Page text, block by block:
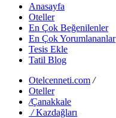
Anasayfa
Oteller
En Çok Beğenilenler
En Çok Yorumlananlar
Tesis Ekle
Tatil Blog
Otelcenneti.com /
Oteller
/Çanakkale
/ Kazdağları